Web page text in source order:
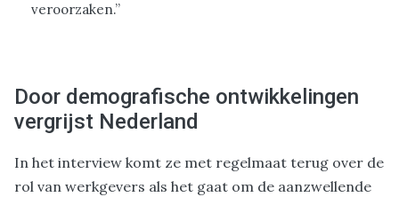
veroorzaken.”
Door demografische ontwikkelingen
vergrijst Nederland
In het interview komt ze met regelmaat terug over de
rol van werkgevers als het gaat om de aanzwellende